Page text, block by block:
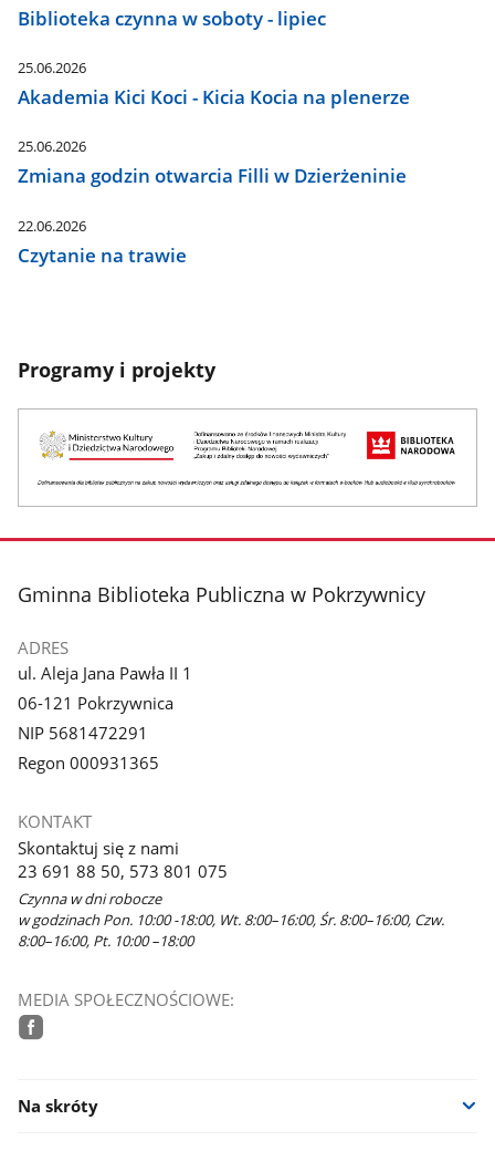
Biblioteka czynna w soboty - lipiec
25.06.2026
Akademia Kici Koci - Kicia Kocia na plenerze
25.06.2026
Zmiana godzin otwarcia Filli w Dzierżeninie
22.06.2026
Czytanie na trawie
Programy i projekty
stopka
Gminna Biblioteka Publiczna w Pokrzywnicy
ADRES
ul. Aleja Jana Pawła II 1
06-121 Pokrzywnica
NIP 5681472291
Regon 000931365
KONTAKT
Skontaktuj się z nami
23 691 88 50, 573 801 075
Czynna w dni robocze
w godzinach Pon. 10:00 -18:00, Wt. 8:00–16:00, Śr. 8:00–16:00, Czw.
8:00–16:00, Pt. 10:00 –18:00
MEDIA SPOŁECZNOŚCIOWE:
Na skróty